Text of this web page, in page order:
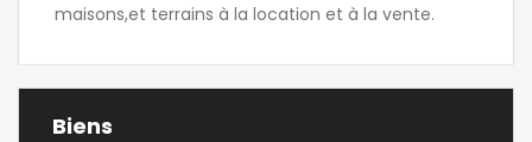
maisons,et terrains à la location et à la vente.
Biens